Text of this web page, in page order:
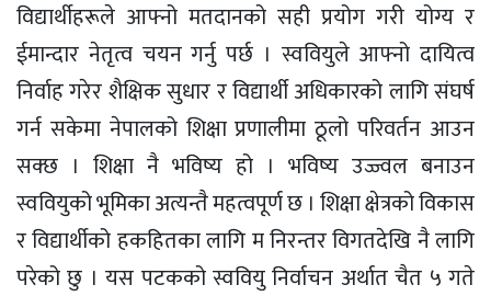
विद्यार्थीहरूले आफ्नो मतदानको सही प्रयोग गरी योग्य र
ईमान्दार नेतृत्व चयन गर्नु पर्छ । स्ववियुले आफ्नो दायित्व
निर्वाह गरेर शैक्षिक सुधार र विद्यार्थी अधिकारको लागि संघर्ष
गर्न सकेमा नेपालको शिक्षा प्रणालीमा ठूलो परिवर्तन आउन
सक्छ । शिक्षा नै भविष्य हो । भविष्य उज्ज्वल बनाउन
स्ववियुको भूमिका अत्यन्तै महत्वपूर्ण छ । शिक्षा क्षेत्रको विकास
र विद्यार्थीको हकहितका लागि म निरन्तर विगतदेखि नै लागि
परेको छु । यस पटकको स्ववियु निर्वाचन अर्थात चैत ५ गते